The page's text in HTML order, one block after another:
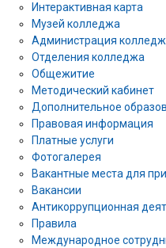
Интерактивная карта
Музей колледжа
Администрация
Отделения колледжа
Общежитие
Методический кабинет
Дополнительное
Правовая информация
Платные услуги
Фотогалерея
Вакантные места для
Вакансии
Антикоррупционная
Правила
Международное